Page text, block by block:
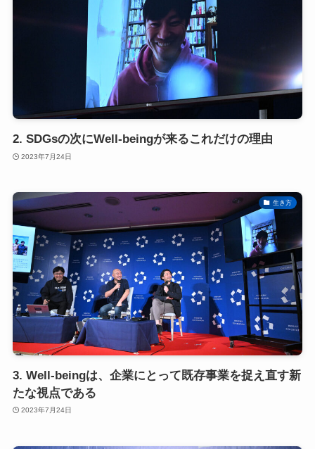
2. SDGsの次にWell-beingが来るこれだけの理由
2023年7月24日
生き方
3. Well-beingは、企業にとって既存事業を捉え直す新
たな視点である
2023年7月24日